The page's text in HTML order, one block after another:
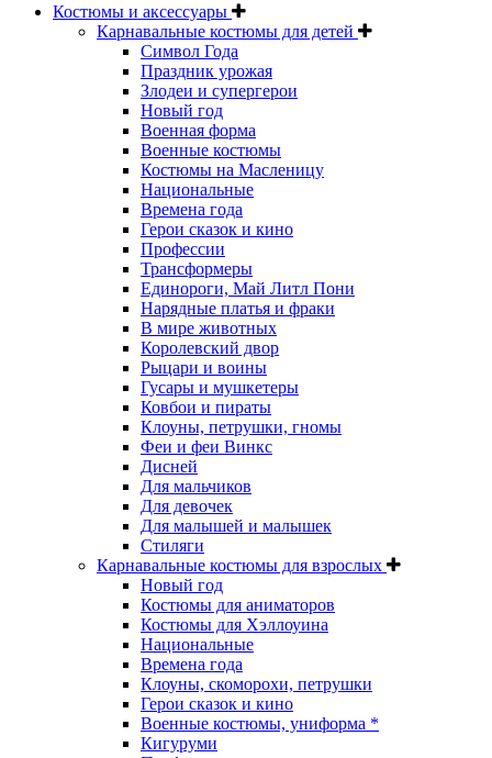
Костюмы и аксессуары
Карнавальные костюмы для детей
Символ Года
Праздник урожая
Злодеи и супергерои
Новый год
Военная форма
Военные костюмы
Костюмы на Масленицу
Национальные
Времена года
Герои сказок и кино
Профессии
Трансформеры
Единороги, Май Литл Пони
Нарядные платья и фраки
В мире животных
Королевский двор
Рыцари и воины
Гусары и мушкетеры
Ковбои и пираты
Клоуны, петрушки, гномы
Феи и феи Винкс
Дисней
Для мальчиков
Для девочек
Для малышей и малышек
Стиляги
Карнавальные костюмы для взрослых
Новый год
Костюмы для аниматоров
Костюмы для Хэллоуина
Национальные
Времена года
Клоуны, скоморохи, петрушки
Герои сказок и кино
Военные костюмы, униформа *
Кигуруми